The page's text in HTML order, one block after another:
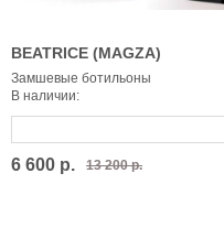
BEATRICE (MAGZA)
Замшевые ботильоны
В наличии:
6 600 р. 13 200 р.